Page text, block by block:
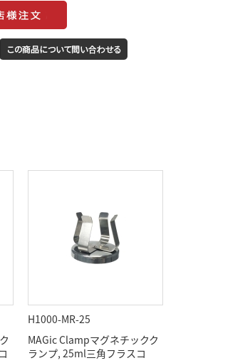
H1000-MR-25
MAGic Clampマグネチックク
ランプ, 25ml三角フラスコ